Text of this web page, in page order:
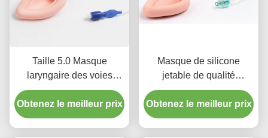
Taille 5.0 Masque
laryngaire des voies
respiratoires des voies
respiratoires du tube
laryngaire Silicone pour
Obtenez le meilleur prix
Masque de silicone
jetable de qualité
médicale pour le larynx
Intubation Tubes LMA
Obtenez le meilleur prix